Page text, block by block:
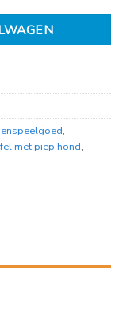
,
met piep hond,